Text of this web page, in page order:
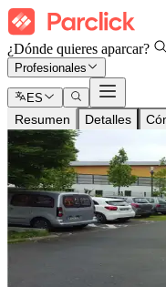
¿Dónde quieres aparcar?
Profesionales
ES
Resumen Detalles